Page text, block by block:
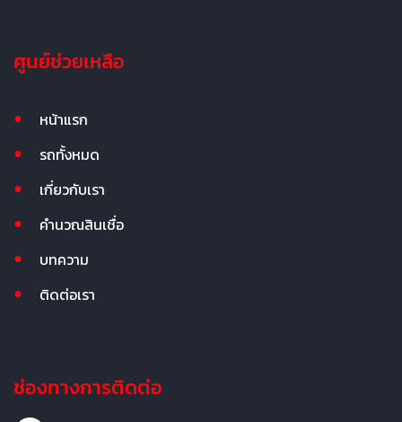
ศูนย์ช่วยเหลือ
หน้าแรก
รถทั้งหมด
เกี่ยวกับเรา
คำนวณสินเชื่อ
บทความ
ติดต่อเรา
ช่องทางการติดต่อ